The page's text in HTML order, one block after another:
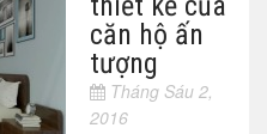
căn hộ ấn
tượng
Tháng Sáu 2,
2016